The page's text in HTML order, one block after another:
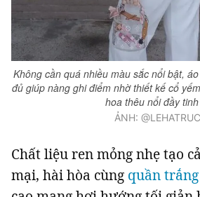
Không cần quá nhiều màu sắc nổi bật,
đủ giúp nàng ghi điểm nhờ thiết kế cổ
hoa thêu nổi đầy
ẢNH: @LEHATRUC
Chất liệu ren mỏng nhẹ tạo
mại, hài hòa cùng quần trắng